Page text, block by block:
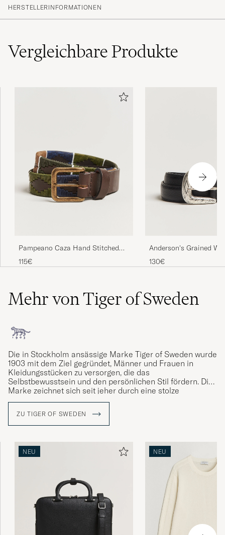
(11)
(1)
GEKAUFT AM AUF CAREOFCARL.SE
lighter than the picture.
AVISHAN S GEKAUFT AM AUF CAREOFCARL.NO
SIGRID W GEKAUFT AM AUF CAREOFCARL.NO
KARIN B GEKAUFT AM AUF CAREOFCARL.DE
Så gott som alltid nöjd med era varor och
snabba leveranser
TONY K GEKAUFT AM AUF CAREOFCARL.SE
HERSTELLERINFORMATIONEN
VergleichbareProdukte
Pampeano Caza Hand Stitched
Classic Leather Belt 3,5cm
Green/Blue
115€
Anderson's Grained
Leather Belt 2,5 cm
130€
Mehr von Tiger of Sweden
Die in Stockholm ansässige Marke Tiger of Sweden wurde
1903 mit dem Ziel gegründet, Männer und Frauen in
Kleidungsstücken zu versorgen, die das
Selbstbewusstsein und den persönlichen Stil fördern. Die
Marke zeichnet sich seit jeher durch eine stolze
Schneidertradition und sorgfältige Verarbeitung mit Fokus
Marke sind Kultur, Kreativität und handwerkliches
Können sowiedas Streben nach
auch von intellektuellen Werten.
ZU TIGER OF SWEDEN
NEU NEU